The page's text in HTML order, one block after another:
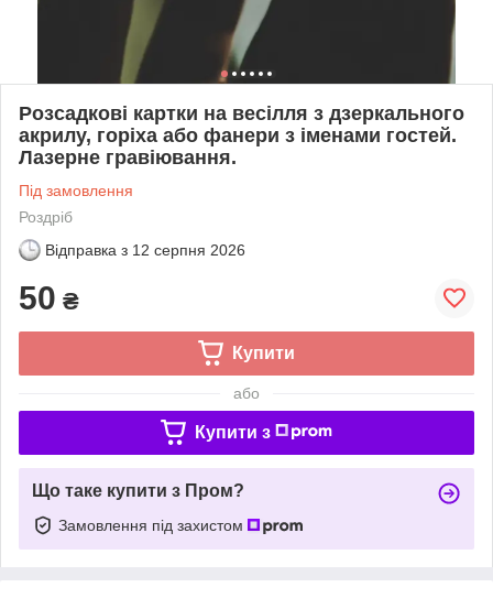
Розсадкові картки на весілля з дзеркального
акрилу, горіха або фанери з іменами гостей.
Лазерне гравіювання.
Під замовлення
Роздріб
Відправка з 12 серпня 2026
50 ₴
Купити
або
Купити з
Що таке купити з Пром?
Замовлення під захистом